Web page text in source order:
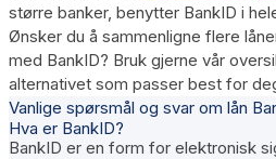
større banker, benytter BankID i
Ønsker du å sammenligne flere
med BankID? Bruk gjerne vår
alternativet som passer best for
Vanlige spørsmål og svar om lån
Hva er BankID?
BankID er en form for elektronisk